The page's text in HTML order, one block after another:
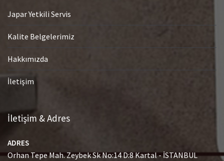
Japar Yetkili Servis
Kalite Belgelerimiz
Hakkımızda
İletişim
İletişim & Adres
ADRES
Orhan Tepe Mah. Zeybek Sk No:14 D:8 Kartal - İSTANBUL